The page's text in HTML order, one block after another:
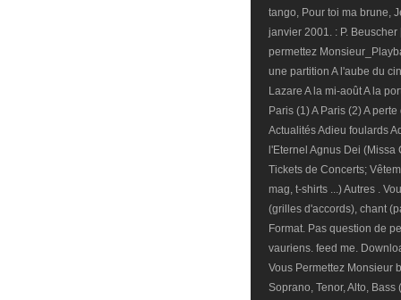
tango, Pour toi ma brune,
janvier 2001. : P.
permettez
une partition A l'aube du
Lazare A la mi-août A la
Paris (1) A Paris (2) A
Actualités Adieu foulards
l'Eternel Agnus Dei
Tickets de Concerts;
mag, t-shirts ...) Autres .
(grilles d'accords), chant
Format. Pas question de
vauriens. feed me.
Vous Permettez Monsieur
Soprano, Tenor, Alto,